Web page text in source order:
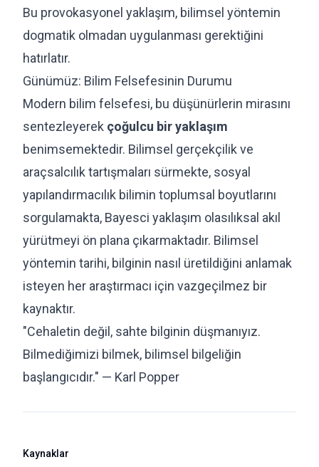
Bu provokasyonel yaklaşım, bilimsel yöntemin
dogmatik olmadan uygulanması gerektiğini
hatırlatır.
Günümüz: Bilim Felsefesinin Durumu
Modern bilim felsefesi, bu düşünürlerin mirasını
sentezleyerek çoğulcu bir yaklaşım
benimsemektedir. Bilimsel gerçekçilik ve
araçsalcılık tartışmaları sürmekte, sosyal
yapılandırmacılık bilimin toplumsal boyutlarını
sorgulamakta, Bayesci yaklaşım olasılıksal akıl
yürütmeyi ön plana çıkarmaktadır. Bilimsel
yöntemin tarihi, bilginin nasıl üretildiğini anlamak
isteyen her araştırmacı için vazgeçilmez bir
kaynaktır.
"Cehaletin değil, sahte bilginin düşmanıyız.
Bilmediğimizi bilmek, bilimsel bilgeliğin
başlangıcıdır." — Karl Popper
Kaynaklar